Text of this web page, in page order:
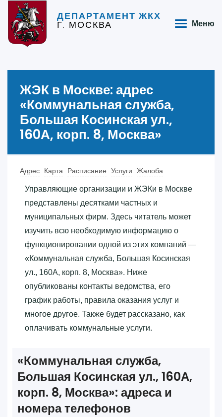
ДЕПАРТАМЕНТ ЖКХ
Г. МОСКВА Меню
ЖЭК в Москве: адрес
«‎Коммунальная служба,
Большая Косинская ул.,
160А, корп. 8, Москва»‎
Адрес Карта Расписание Услуги Жалоба
Управляющие организации и ЖЭКи в Москве
представлены десятками частных и
муниципальных фирм. Здесь читатель может
изучить всю необходимую информацию о
функционировании одной из этих компаний —
«‎Коммунальная служба, Большая Косинская
ул., 160А, корп. 8, Москва»‎. Ниже
опубликованы контакты ведомства, его
график работы, правила оказания услуг и
многое другое. Также будет рассказано, как
оплачивать коммунальные услуги.
«‎Коммунальная служба,
Большая Косинская ул., 160А,
корп. 8, Москва»‎: адреса и
номера телефонов